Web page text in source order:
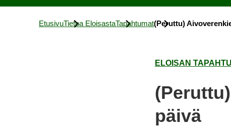
Etusi­vuTie­toa Eloi­sas­taTa­pah­tu­mat(Pe­rut­tu)
ELOI­SAN
päi­vä